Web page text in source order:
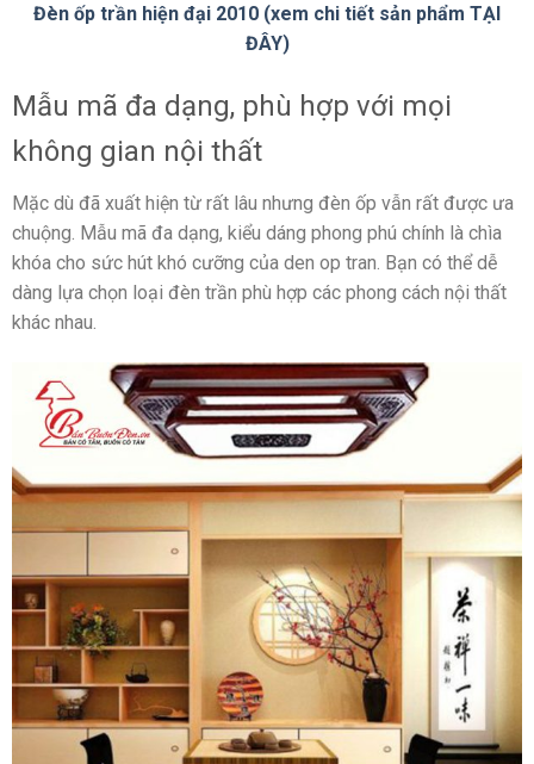
Đèn ốp trần hiện đại 2010 (xem chi tiết sản phẩm TẠI
ĐÂY)
Mẫu mã đa dạng, phù hợp với mọi
không gian nội thất
Mặc dù đã xuất hiện từ rất lâu nhưng đèn ốp vẫn rất được ưa
chuộng. Mẫu mã đa dạng, kiểu dáng phong phú chính là chìa
khóa cho sức hút khó cưỡng của den op tran. Bạn có thể dễ
dàng lựa chọn loại đèn trần phù hợp các phong cách nội thất
khác nhau.